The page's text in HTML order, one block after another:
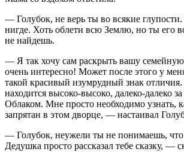
— Голубок, не верь ты во всякие
нигде. Хоть облети всю Землю, но ты его
не найдешь.
— Я так хочу сам раскрыть вашу
очень интересно! Может после этого у
такой красивый изумрудный знак
находится высоко-высоко, далеко-далеко
Облаком. Мне просто необходимо узнать,
запрятан в этом дворце, — настаивал
— Голубок, неужели ты не понимаешь, что
Дедушка просто рассказал тебе сказку, —